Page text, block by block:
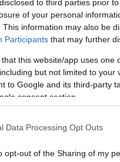
to third parties prior
of your personal
This information may also be
Participants that may further
that this website/app uses
but not limited to
to Google and its third-party
consent section.
Data Processing Opt Outs
opt-out of the Sharing of my
περιστατικά
ακόμη φορά την
που